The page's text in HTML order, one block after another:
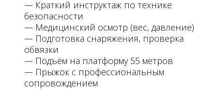
— Краткий инструктаж по технике
безопасности
— Медицинский осмотр (вес, давление)
— Подготовка снаряжения, проверка
обвязки
— Подъём на платформу 55 метров
— Прыжок с профессиональным
сопровождением